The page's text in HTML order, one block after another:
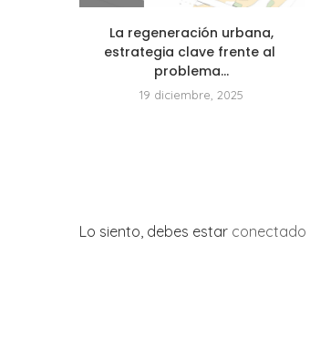
La regeneración urbana,
estrategia clave frente al
problema...
19 diciembre, 2025
Lo siento, debes estar conectado